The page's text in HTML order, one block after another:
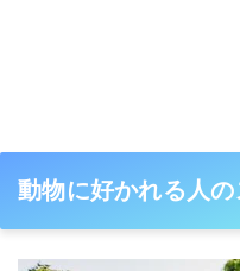
動物に好かれる人